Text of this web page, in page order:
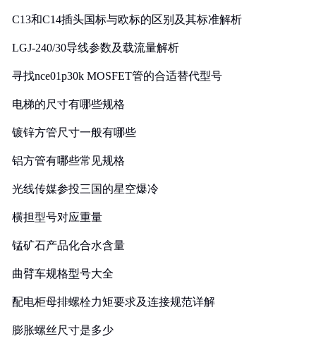
C13和C14插头国标与欧标的区别及其标准解析
LGJ-240/30导线参数及载流量解析
寻找nce01p30k MOSFET管的合适替代型号
电梯的尺寸有哪些规格
镀锌方管尺寸一般有哪些
铝方管有哪些常见规格
光线传媒参投三国的星空爆冷
横担型号对应重量
锰矿石产品化合水含量
曲臂车规格型号大全
配电柜母排螺栓力矩要求及连接规范详解
膨胀螺丝尺寸是多少